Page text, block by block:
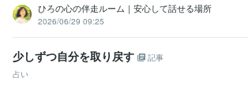
ひろの心の伴走ルーム｜安心して話せる場所
2026/06/29 09:25
少しずつ自分を取り戻す
記事
占い